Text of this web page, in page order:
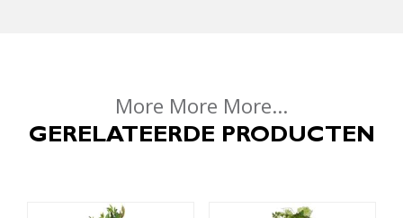
More More More...
GERELATEERDE PRODUCTEN